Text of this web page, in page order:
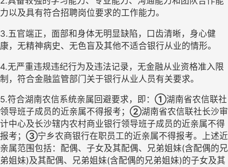
力以及具有符合招聘岗位要求的工作能力。
3.五官端正，面部和身体无明显缺陷，口齿清晰，身心健
康，无精神病史、无色盲及其他不适合银行从业的情形。
4.无严重违规违纪行为及违法记录，无金融从业资格准入限
制，符合金融监管部门关于银行从业人员有关要求。
5.符合湖南农信系统亲属回避要求，即： ①湖南省农信联社
领导班子成员的近亲属不得报考； ②湖南省农信联社长沙审
计中心及长沙辖内农村商业银行领导班子成员的近亲属不得
报考 ； ③宁乡农商银行在职员工的近亲属不得报考。上述近
亲属范围包括： 配偶、子女及其配偶、兄弟姐妹(含配偶的兄
弟姐妹)及其配偶、兄弟姐妹(含配偶的兄弟姐妹)的子女及其